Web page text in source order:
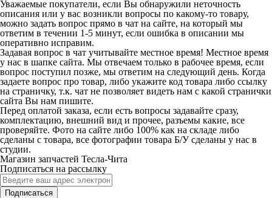
Уважаемые покупатели, если Вы обнаружили неточность
описания или у вас возникли вопросы по какому-то товару,
можно задать вопрос прямо в чат на сайте, на который мы
ответим в течении 1-5 минут, если ошибка в описании мы
оперативно исправим.
Задавая вопрос в чат учитывайте местное время! Местное время
у нас в шапке сайта. Мы отвечаем только в рабочее время, если
вопрос поступил позже, мы ответим на следующий день. Когда
задаете вопрос про товар, либо укажите код товара либо ссылку
на страничку, т.к. чат не позволяет видеть нам с какой странички
сайта Вы нам пишите.
Перед оплатой заказа, если есть вопросы задавайте сразу,
комплектацию, внешний вид и прочее, разъемы какие, все
проверяйте. Фото на сайте либо 100% как на складе либо
сделаны с товара, все фотографии товара Б/У сделаны у нас в
студии.
Магазин запчастей Тесла-Чита
Подписаться на рассылку
Подписаться